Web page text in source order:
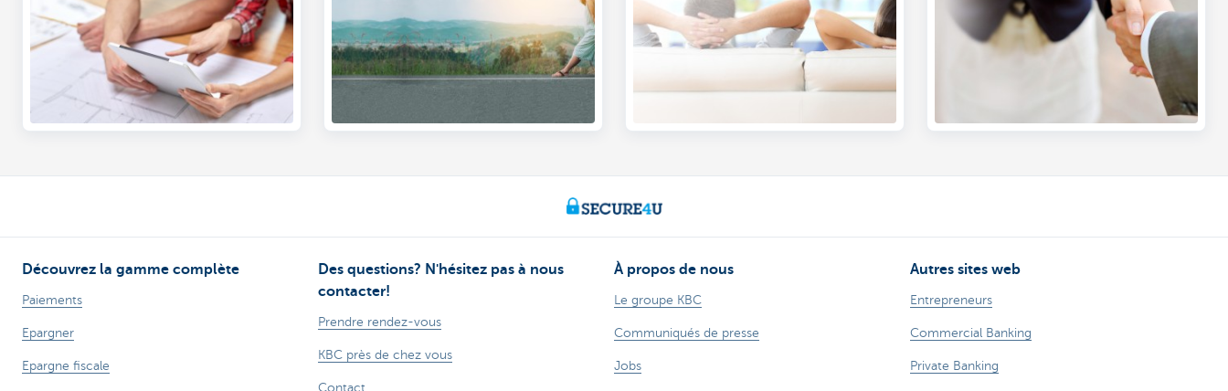
traitées correctement.
Découvrez la gamme complète
Paiements
Epargner
Epargne fiscale
Des questions? N'hésitez pas à nous
contacter!
Prendre rendez-vous
KBC près de chez vous
Contact
À propos de nous
Le groupe KBC
Communiqués de presse
Jobs
Autres sites web
Entrepreneurs
Commercial Banking
Private Banking